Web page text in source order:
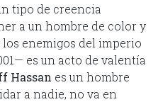
tipo de creencia
a un hombre de color y
enemigos del imperio
es un acto de valentía
Hassan es un hombre
a nadie, no va en